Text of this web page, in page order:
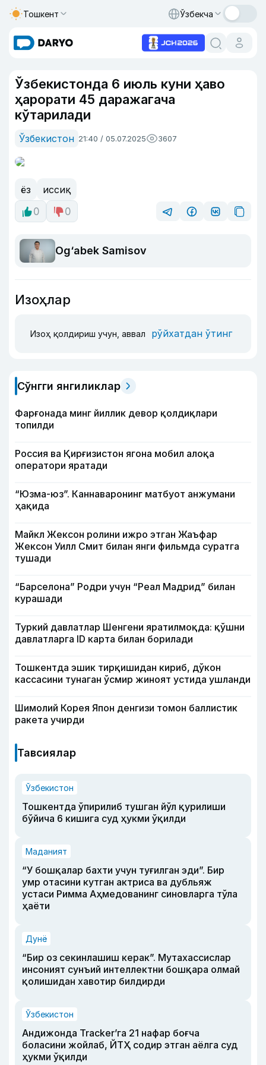
Тошкент Ўзбекча
Ўзбекистонда 6 июль куни ҳаво
ҳарорати 45 даражагача
кўтарилади
Ўзбекистон 21:40 / 05.07.2025 3607
ёз
иссиқ
0
0
Og‘abek Samisov
Изоҳлар
Изоҳ қолдириш учун, аввал рўйхатдан ўтинг
Сўнгги янгиликлар
Фарғонада минг йиллик девор қолдиқлари
топилди
Россия ва Қирғизистон ягона мобил алоқа
оператори яратади
“Юзма-юз”. Каннаваронинг матбуот анжумани
ҳақида
Майкл Жексон ролини ижро этган Жаъфар
Жексон Уилл Смит билан янги фильмда суратга
тушади
“Барселона” Родри учун “Реал Мадрид” билан
курашади
Туркий давлатлар Шенгени яратилмоқда: қўшни
давлатларга ID карта билан борилади
Тошкентда эшик тирқишидан кириб, дўкон
кассасини тунаган ўсмир жиноят устида ушланди
Шимолий Корея Япон денгизи томон баллистик
ракета учирди
Тавсиялар
Ўзбекистон
Тошкентда ўпирилиб тушган йўл қурилиши
бўйича 6 кишига суд ҳукми ўқилди
Маданият
“У бошқалар бахти учун туғилган эди”. Бир
умр отасини кутган актриса ва дубльяж
устаси Римма Аҳмедованинг синовларга тўла
ҳаёти
Дунё
“Бир оз секинлашиш керак”. Мутахассислар
инсоният сунъий интеллектни бошқара олмай
қолишидан хавотир билдирди
Ўзбекистон
Андижонда Tracker’га 21 нафар боғча
боласини жойлаб, ЙТҲ содир этган аёлга суд
ҳукми ўқилди